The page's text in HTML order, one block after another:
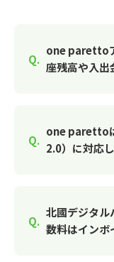
one paretto
座残高や入出
one paretto
2.0）に対応
北國デジタル
数料はインボ